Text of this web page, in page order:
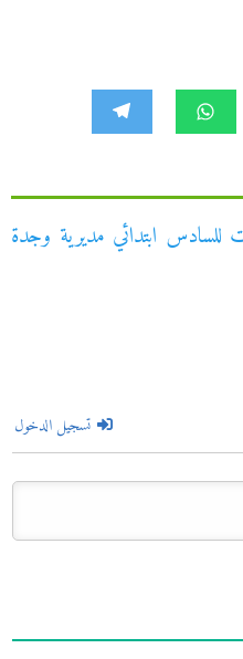
للسادس ابتدائي مديرية وجدة
تسجيل الدخول